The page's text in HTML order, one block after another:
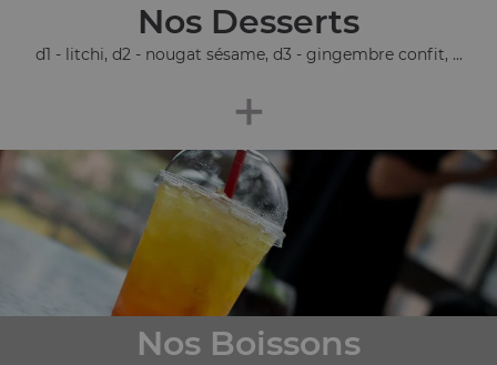
Nos Desserts
d1 - litchi, d2 - nougat sésame, d3 - gingembre confit, ...
+
Nos Boissons